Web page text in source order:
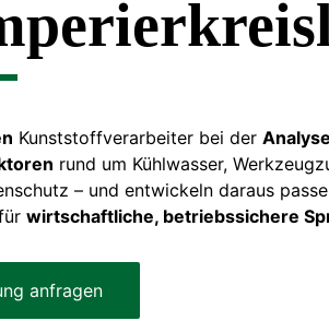
Kunststoffverarbeiter bei der
rund um Kühlwasser,
– und entwickeln daraus
fürwirtschaftliche, betriebssichere
anfragen